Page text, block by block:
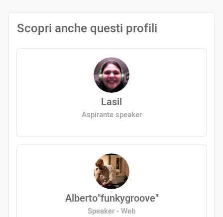
Scopri anche questi profili
Lasil
Aspirante speaker
Alberto"funkygroove"
Speaker - Web